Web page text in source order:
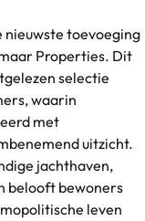
nieuwste toevoeging
Properties. Dit
selectie
waarin
met
uitzicht.
jachthaven,
belooft bewoners
leven